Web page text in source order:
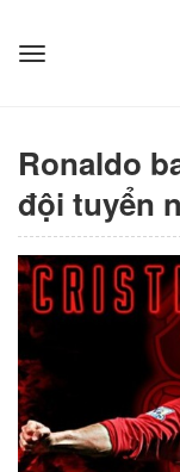
Ronaldo
đội tuyển